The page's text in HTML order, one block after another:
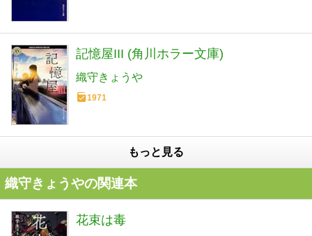
記憶屋III (角川ホラー文庫)
織守きょうや
1971
もっと見る
織守きょうやの関連本
花束は毒